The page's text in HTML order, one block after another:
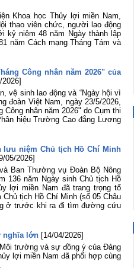
Khoa học Thủy lợi miền Nam,
thao viên chức, người lao động
kỷ niệm 48 năm Ngày thành lập
năm Cách mạng Tháng Tám và
Công nhân năm 2026" của
2026]
vệ sinh lao động và “Ngày hội vì
đoàn Việt Nam, ngày 23/5/2026,
nhân năm 2026" do Cụm thi
hiệu Trường Cao đẳng Lương
niệm Chủ tịch Hồ Chí Minh
05/2026]
Ban Thường vụ Đoàn Bộ Nông
136 năm Ngày sinh Chủ tịch Hồ
lợi miền Nam đã trang trọng tổ
tịch Hồ Chí Minh (số 05 Châu
ở trước khi ra đi tìm đường cứu
nghĩa lớn [14/04/2026]
trường và sự đồng ý của Đảng
lợi miền Nam đã phối hợp cùng